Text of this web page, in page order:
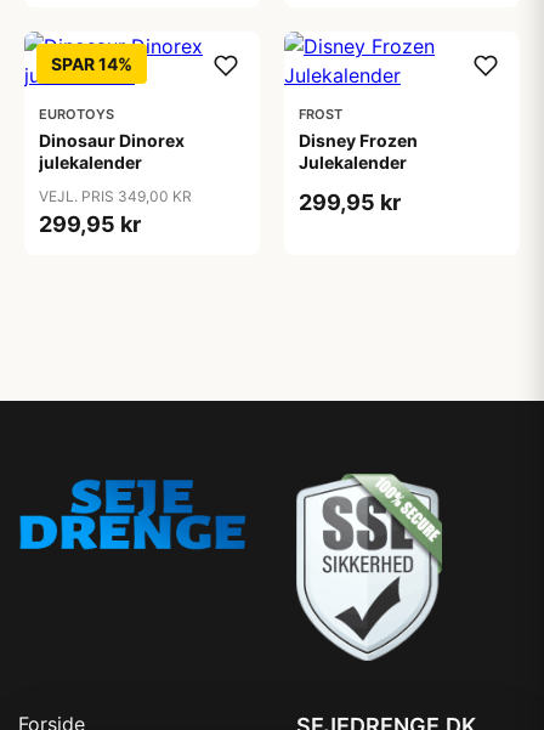
SPAR 14%
EUROTOYS
Dinosaur Dinorex
julekalender
VEJL. PRIS 349,00 KR
299,95 kr
FROST
Disney Frozen
Julekalender
299,95 kr
Forside